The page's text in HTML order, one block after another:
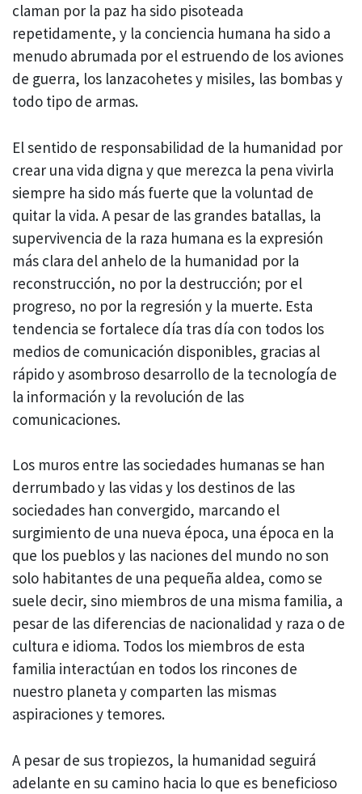
claman por la paz ha sido pisoteada
repetidamente, y la conciencia humana ha sido a
menudo abrumada por el estruendo de los aviones
de guerra, los lanzacohetes y misiles, las bombas y
todo tipo de armas.
El sentido de responsabilidad de la humanidad por
crear una vida digna y que merezca la pena vivirla
siempre ha sido más fuerte que la voluntad de
quitar la vida. A pesar de las grandes batallas, la
supervivencia de la raza humana es la expresión
más clara del anhelo de la humanidad por la
reconstrucción, no por la destrucción; por el
progreso, no por la regresión y la muerte. Esta
tendencia se fortalece día tras día con todos los
medios de comunicación disponibles, gracias al
rápido y asombroso desarrollo de la tecnología de
la información y la revolución de las
comunicaciones.
Los muros entre las sociedades humanas se han
derrumbado y las vidas y los destinos de las
sociedades han convergido, marcando el
surgimiento de una nueva época, una época en la
que los pueblos y las naciones del mundo no son
solo habitantes de una pequeña aldea, como se
suele decir, sino miembros de una misma familia, a
pesar de las diferencias de nacionalidad y raza o de
cultura e idioma. Todos los miembros de esta
familia interactúan en todos los rincones de
nuestro planeta y comparten las mismas
aspiraciones y temores.
A pesar de sus tropiezos, la humanidad seguirá
adelante en su camino hacia lo que es beneficioso